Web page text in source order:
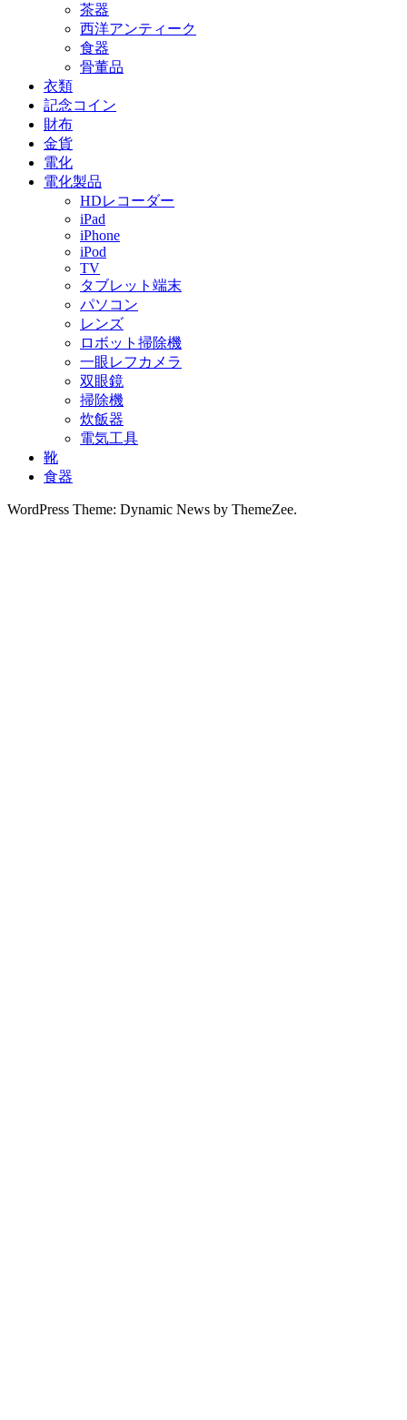
茶器
西洋アンティーク
食器
骨董品
衣類
記念コイン
財布
金貨
電化
電化製品
HDレコーダー
iPad
iPhone
iPod
TV
タブレット端末
パソコン
レンズ
ロボット掃除機
一眼レフカメラ
双眼鏡
掃除機
炊飯器
電気工具
靴
食器
WordPress Theme: Dynamic News by ThemeZee.